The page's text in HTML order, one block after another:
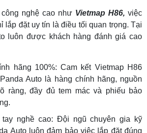
nghệ cao như Vietmap H86, việc
lắp đặt uy tín là điều tối quan trọng. Tại
luôn được khách hàng đánh giá cao
hãng 100%: Cam kết Vietmap H86
Auto là hàng chính hãng, nguồn
ràng, đầy đủ tem mác và phiếu bảo
tay nghề cao: Đội ngũ chuyên gia kỹ
Auto luôn đảm bảo việc lắp đặt đúng